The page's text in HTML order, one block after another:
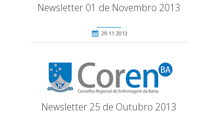
Newsletter 01 de Novembro 2013
29.11.2013
Newsletter 25 de Outubro 2013